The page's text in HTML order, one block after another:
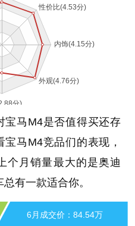
宝马M4是否值得买还存
马M4竞品们的表现，
个月销量最大的是奥迪
有一款适合你。
6月成交价：84.54万